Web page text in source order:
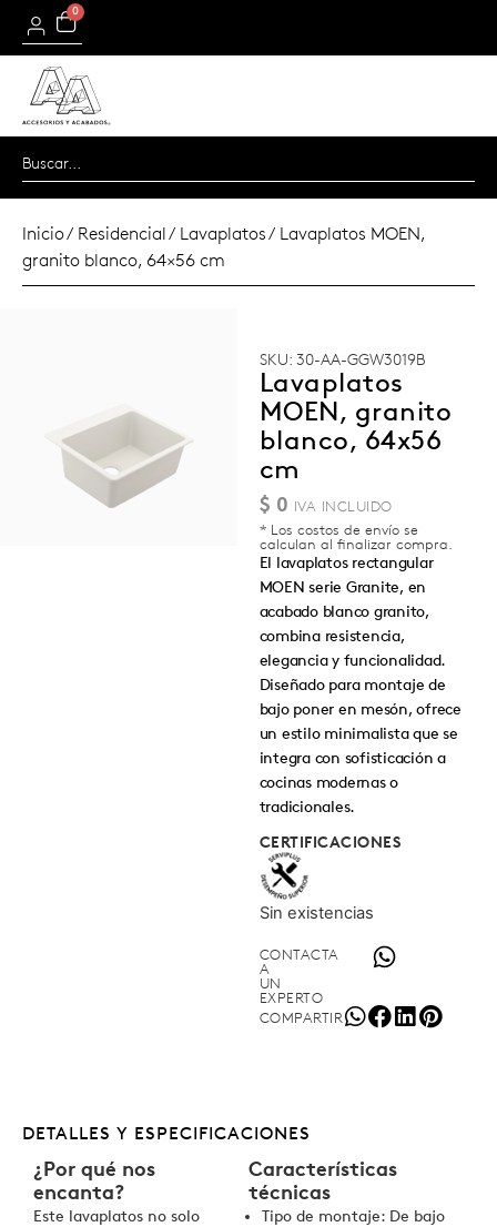
0
Inicio/ Residencial/ Lavaplatos/ Lavaplatos MOEN,
granito blanco, 64×56 cm
SKU: 30-AA-GGW3019B
Lavaplatos
MOEN, granito
blanco, 64x56
cm
$ 0
* Los costos de envío se
calculan al finalizar compra.
El lavaplatos rectangular
MOEN serie Granite, en
acabado blanco granito,
combina resistencia,
elegancia y funcionalidad.
Diseñado para montaje de
bajo poner en mesón, ofrece
un estilo minimalista que se
integra con sofisticación a
cocinas modernas o
tradicionales.
CERTIFICACIONES
Sin existencias
CONTACTA
A
UN
EXPERTO
COMPARTIR
DETALLES Y ESPECIFICACIONES
¿Por qué nos
encanta?
Este lavaplatos no solo
Características
técnicas
Tipo de montaje: De bajo